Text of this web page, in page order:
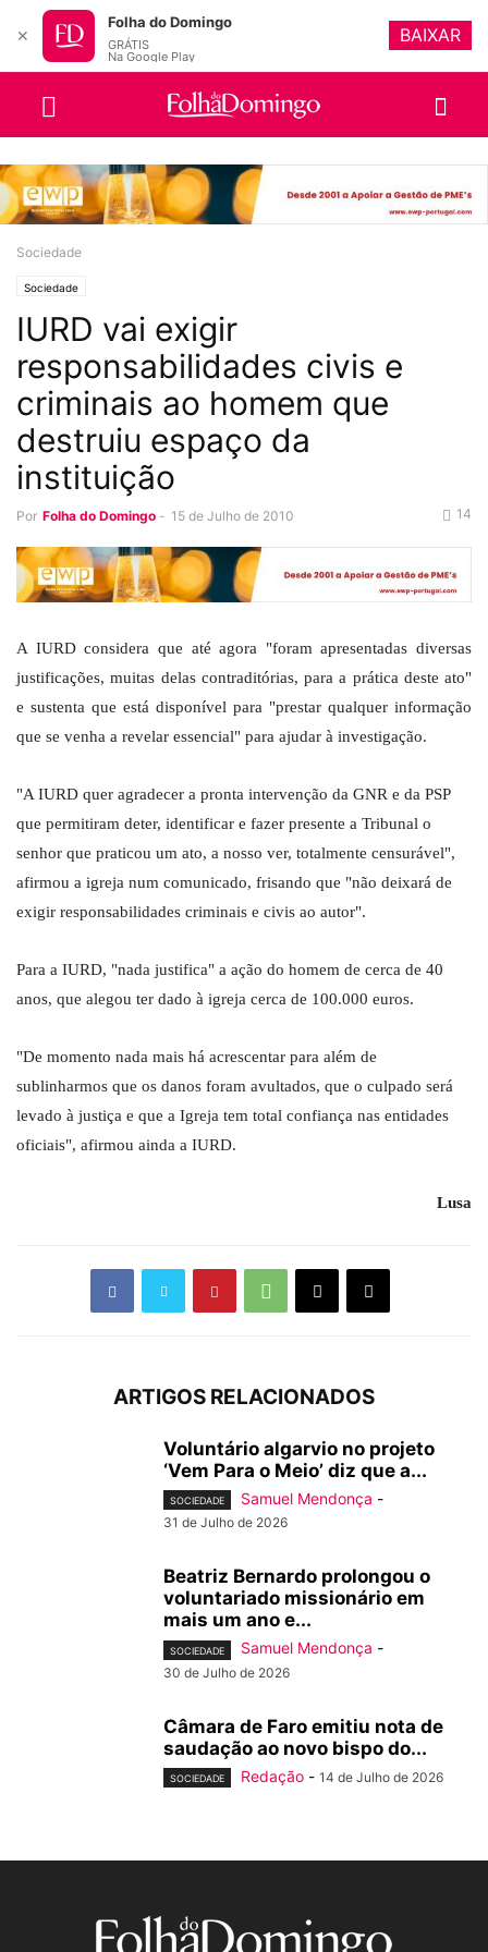
Sociedade
Sociedade
IURD vai exigir
responsabilidades civis e
criminais ao homem que
destruiu espaço da
instituição
Por Folha do Domingo - 15 de Julho de 2010 14
A IURD considera que até agora "foram apresentadas diversas
justificações, muitas delas contraditórias, para a prática deste ato"
e sustenta que está disponível para "prestar qualquer informação
que se venha a revelar essencial" para ajudar à investigação.
"A IURD quer agradecer a pronta intervenção da GNR e da PSP
que permitiram deter, identificar e fazer presente a Tribunal o
senhor que praticou um ato, a nosso ver, totalmente censurável",
afirmou a igreja num comunicado, frisando que "não deixará de
exigir responsabilidades criminais e civis ao autor".
Para a IURD, "nada justifica" a ação do homem de cerca de 40
anos, que alegou ter dado à igreja cerca de 100.000 euros.
"De momento nada mais há acrescentar para além de
sublinharmos que os danos foram avultados, que o culpado será
levado à justiça e que a Igreja tem total confiança nas entidades
oficiais", afirmou ainda a IURD.
Lusa
ARTIGOS RELACIONADOS
Voluntário algarvio no projeto
‘Vem Para o Meio’ diz que a...
SOCIEDADE Samuel Mendonça -
31 de Julho de 2026
Beatriz Bernardo prolongou o
voluntariado missionário em
mais um ano e...
SOCIEDADE Samuel Mendonça -
30 de Julho de 2026
Câmara de Faro emitiu nota de
saudação ao novo bispo do...
SOCIEDADE Redação - 14 de Julho de 2026
✕
Folha do Domingo
GRÁTIS
Na Google Play
BAIXAR